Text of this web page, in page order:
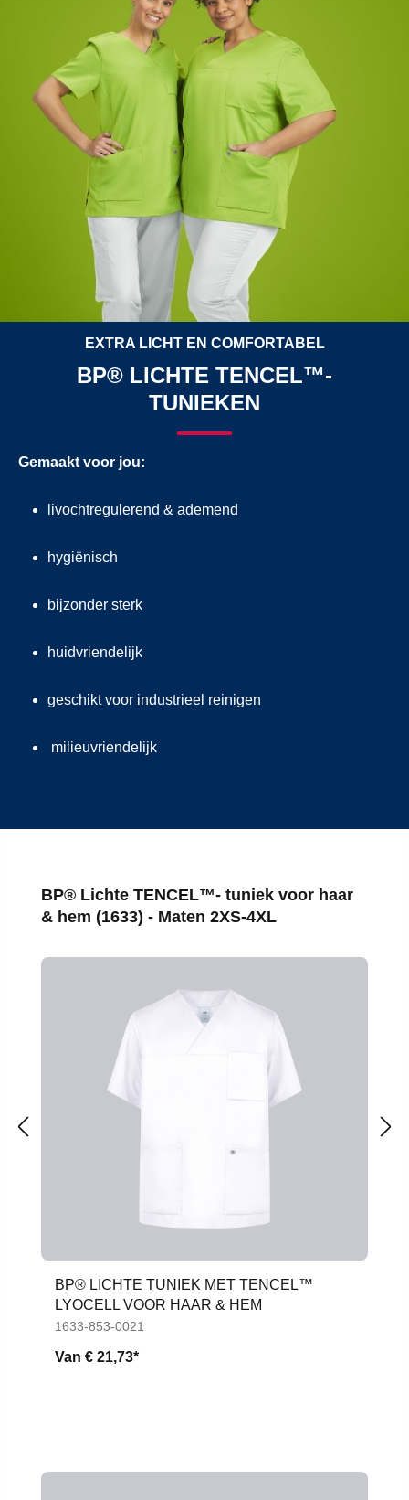
EXTRA LICHT EN COMFORTABEL
BP® LICHTE TENCEL™-
TUNIEKEN
Gemaakt voor jou:
livochtregulerend & ademend
hygiënisch
bijzonder sterk
huidvriendelijk
geschikt voor industrieel reinigen
milieuvriendelijk
Productgalerij overslaan
BP® Lichte TENCEL™- tuniek voor haar
& hem (1633) - Maten 2XS-4XL
BP® LICHTE TUNIEK MET TENCEL™
LYOCELL VOOR HAAR & HEM
1633-853-0021
Van € 21,73*